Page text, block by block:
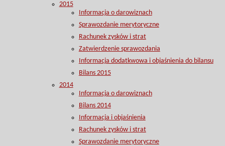
2015
Informacja o darowiznach
Sprawozdanie merytoryczne
Rachunek zysków i strat
Zatwierdzenie sprawozdania
Informacja dodatkwowa i objaśnienia do bilansu
Bilans 2015
2014
Informacja o darowiznach
Bilans 2014
Informacja i objaśnienia
Rachunek zysków i strat
Sprawozdanie merytoryczne